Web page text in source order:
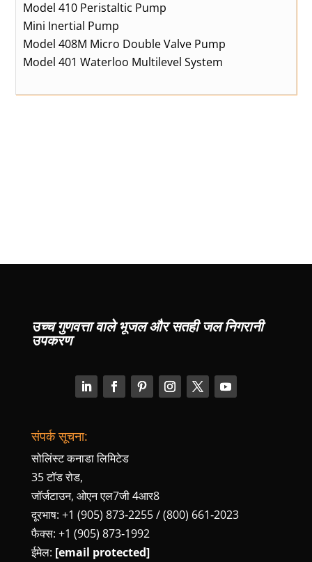
Model 410 Peristaltic Pump
Mini Inertial Pump
Model 408M Micro Double Valve Pump
Model 401 Waterloo Multilevel System
उच्च गुणवत्ता वाले भूजल और सतही जल निगरानी
उपकरण
संपर्क सूचना:
सोलिंस्ट कनाडा लिमिटेड
35 टॉड रोड,
जॉर्जटाउन, ओएन एल7जी 4आर8
दूरभाष: +1 (905) 873‑2255 / (800) 661‑2023
फैक्स: +1 (905) 873‑1992
ईमेल: [email protected]